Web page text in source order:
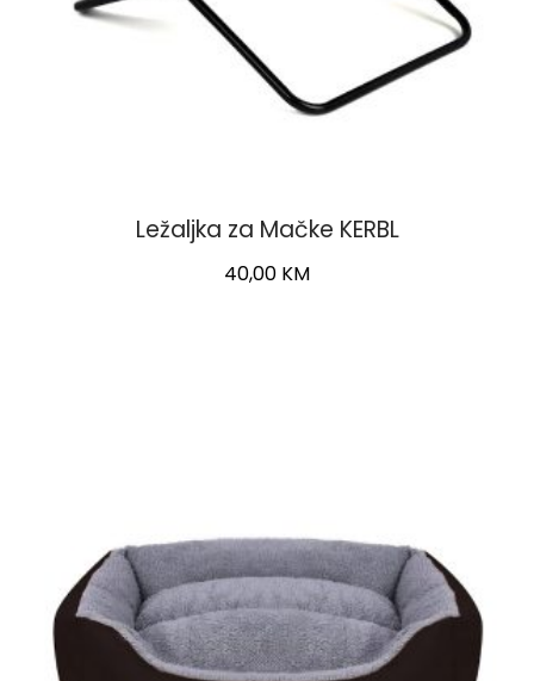
Ležaljka za Mačke KERBL
40,00 KM